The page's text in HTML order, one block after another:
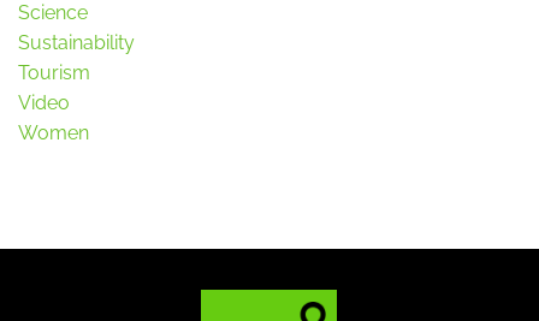
Science
Sustainability
Tourism
Video
Women